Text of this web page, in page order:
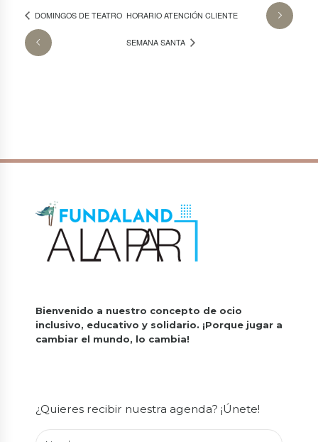
DOMINGOS DE TEATRO HORARIO ATENCIÓN CLIENTE
SEMANA SANTA
Bienvenido a nuestro concepto de ocio
inclusivo, educativo y solidario. ¡Porque jugar a
cambiar el mundo, lo cambia!
¿Quieres recibir nuestra agenda? ¡Únete!